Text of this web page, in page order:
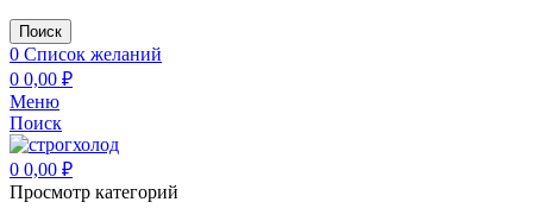
Поиск
0 Список желаний
0 0,00 ₽
Меню
Поиск
0 0,00 ₽
Просмотр категорий